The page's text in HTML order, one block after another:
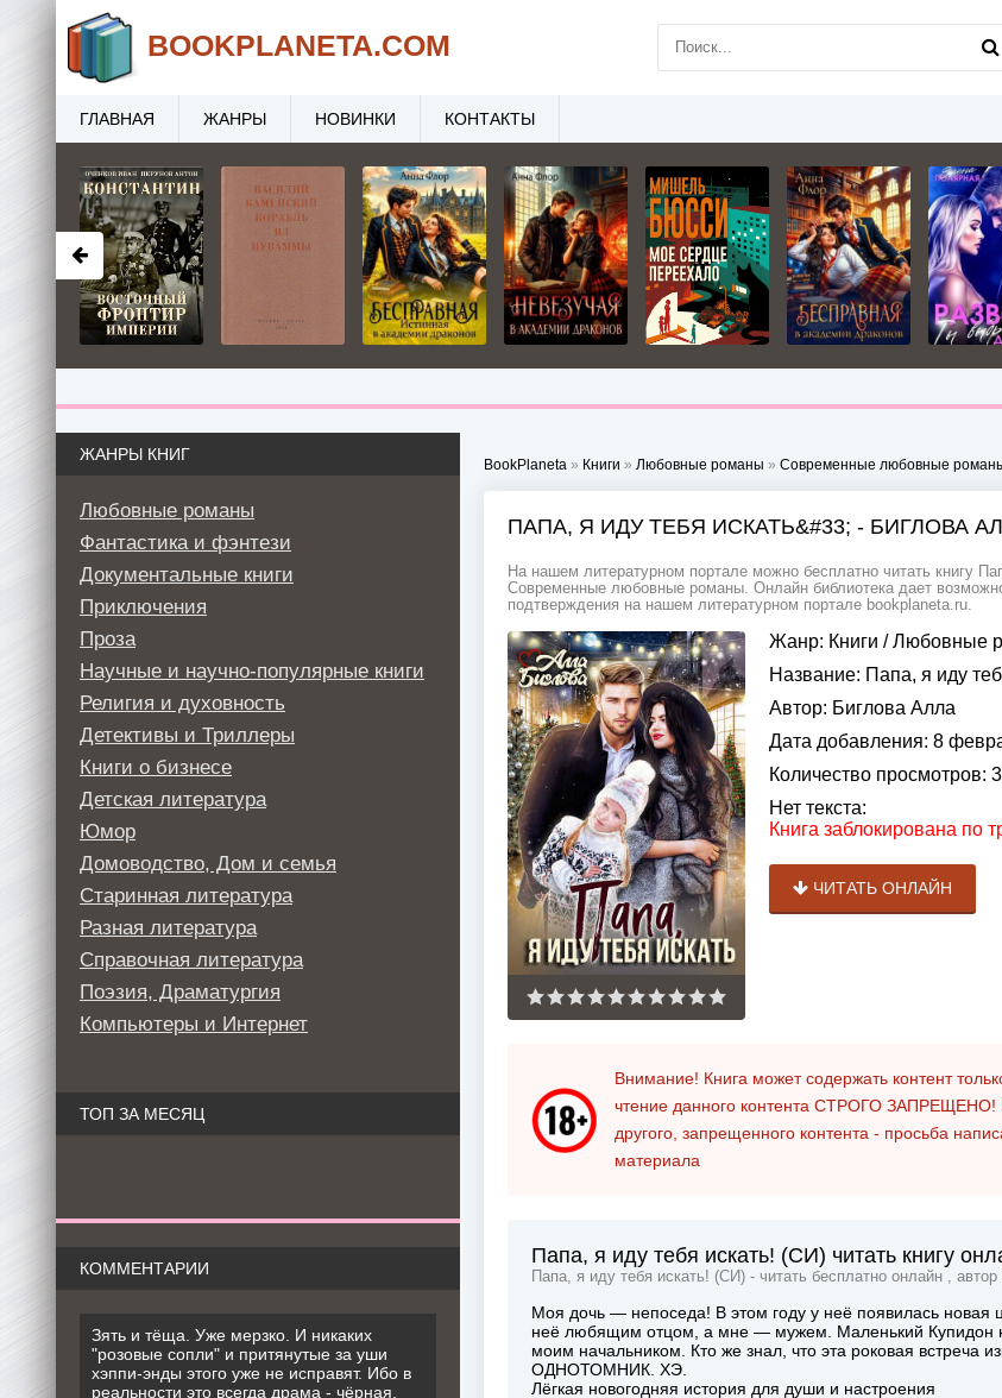
BookPlaneta » Книги » Любовные романы » Современные любовные
ПАПА, Я ИДУ ТЕБЯ ИСКАТЬ&#33; - БИГЛОВА
На нашем литературном портале можно бесплатно читать книгу
Современные любовные романы. Онлайн библиотека дает
подтверждения на нашем литературном портале bookplaneta.ru.
Жанр: Книги /Любовные
Название: Папа, я иду
Автор: Биглова Алла
Дата добавления: 8
Количество просмотров:
Нет текста:
Книга заблокирована по
ЧИТАТЬ ОНЛАЙН
Внимание! Книга может содержать контент
чтение данного контента СТРОГО ЗАПРЕЩЕНО!
другого, запрещенного контента - просьба
материала
Папа, я иду тебя искать! (СИ) читать книгу
Папа, я иду тебя искать! (СИ) - читать бесплатно онлайн , автор
Моя дочь — непоседа! В этом году у неё появилась
неё любящим отцом, а мне — мужем. Маленький Купидон
моим начальником. Кто же знал, что эта роковая встреча
ОДНОТОМНИК. ХЭ.
Лёгкая новогодняя история для души и настроения
ЖАНРЫ КНИГ
Любовные романы
Фантастика и фэнтези
Документальные книги
Приключения
Проза
Научные и научно-популярные книги
Религия и духовность
Детективы и Триллеры
Книги о бизнесе
Детская литература
Юмор
Домоводство, Дом и семья
Старинная литература
Разная литература
Справочная литература
Поэзия, Драматургия
Компьютеры и Интернет
ТОП ЗА МЕСЯЦ
КОММЕНТАРИИ
Зять и тёща. Уже мерзко. И никаких
"розовые сопли" и притянутые за уши
хэппи-энды этого уже не исправят. Ибо в
реальности это всегда драма - чёрная,
BOOKPLANETA.COM
ГЛАВНАЯ ЖАНРЫ НОВИНКИ КОНТАКТЫ